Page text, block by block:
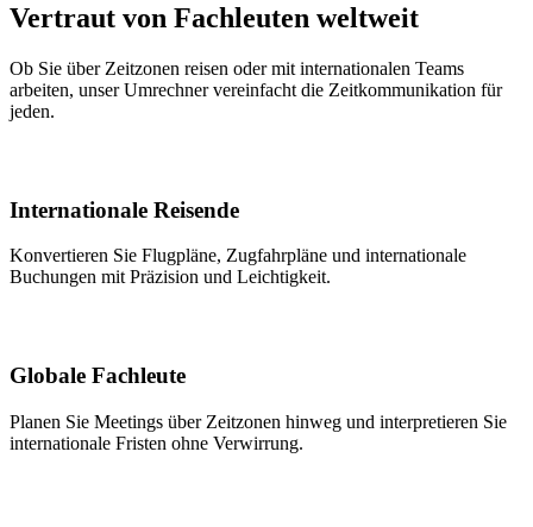
Vertraut von Fachleuten weltweit
Ob Sie über Zeitzonen reisen oder mit internationalen Teams
arbeiten, unser Umrechner vereinfacht die Zeitkommunikation für
jeden.
Internationale Reisende
Konvertieren Sie Flugpläne, Zugfahrpläne und internationale
Buchungen mit Präzision und Leichtigkeit.
Globale Fachleute
Planen Sie Meetings über Zeitzonen hinweg und interpretieren Sie
internationale Fristen ohne Verwirrung.